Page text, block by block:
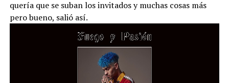
quería que se suban los invitados y muchas cosas más
pero bueno, salió así.